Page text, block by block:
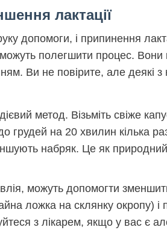
лактації
допомоги, і припинення
можуть полегшити процес. Вони
Ви не повірите, але деякі з
метод. Візьміть свіже
грудей на 20 хвилин кілька
набряк. Це як
можуть допомогти
ложка на склянку окропу)
з лікарем, якщо у вас є